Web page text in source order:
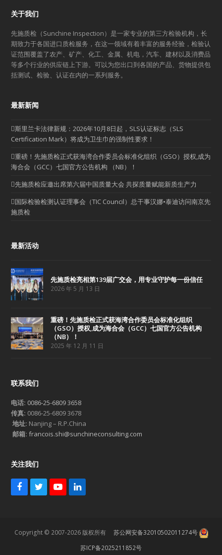
关于我们
先施质检（Sunchine Inspection）是一家专业的第三方检验机构，长
期致力于各国进口质检服务，在这一领域有着丰富的服务经验，检验认
证范围覆盖了农产、矿产、化工、金属、机电，汽车、建材以及消费品
等多个行业的供应链上下游。可以为您出口到各国的产品、货物提供包
括测试、检验、认证在内的一系列服务。
最新新闻
斯里兰卡法律新规：2026年10月8日起，SLS认证标志（SLS
Certification Mark）将成为卫生巾的强制性要求！
重磅！先施质检正式获海湾合作委员会标准化组织（GSO）授权,成为
海合会（GCC）七国官方公告机构 （NB）！
先施质检应邀出席第六届中国质量大会 共探质量赋能新质生产力
国际检验检测认证理事会（TIC Council）总干事汉娜•泰迪访问南京先
施质检
最新活动
先施质检亮相第139届广交会，用专业守护每一份信任
2026 年 5 月 13 日
重磅！先施质检正式获海湾合作委员会标准化组织
（GSO）授权,成为海合会（GCC）七国官方公告机构
（NB）！
2025 年 12 月 11 日
联系我们
电话: 0086-25-6809 3658
传真: 0086-25-6809 3678
地址: Nanjing – R.P.China
邮箱: francois.shi@sunchineconsulting.com
关注我们
F
o
T
e
Y
b
L
d
Copyright © 2007-2026 版权所有 苏公网安备32010502011274号
苏ICP备2025211852号